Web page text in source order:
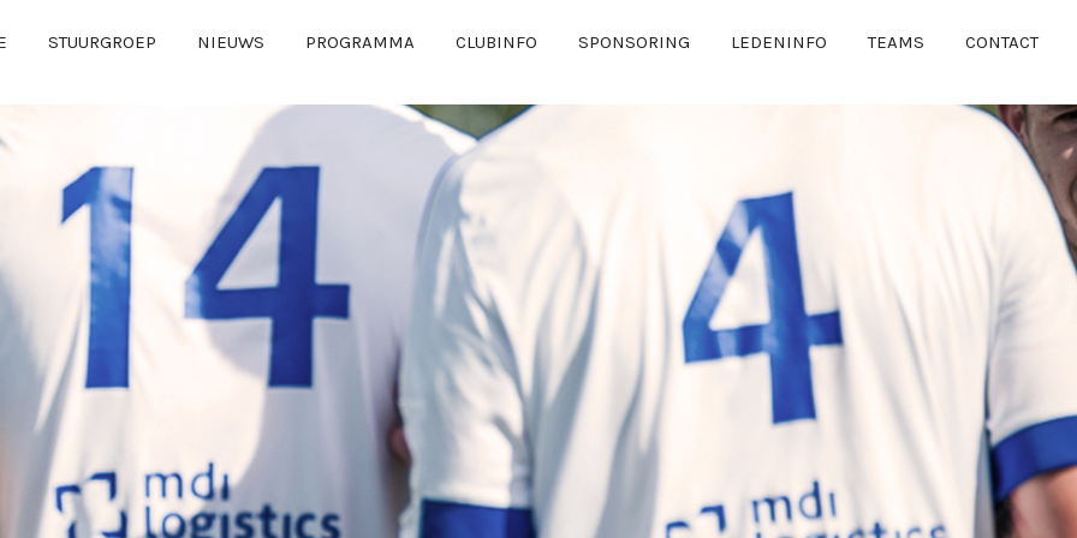
STUURGROEP NIEUWS PROGRAMMA CLUBINFO SPONSORING LEDENINFO TEAMS CONTACT